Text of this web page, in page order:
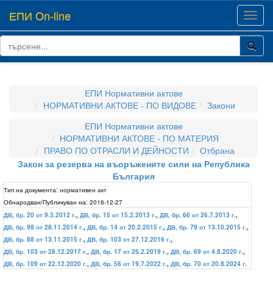
ЕПИ On-line
ЕПИ Нормативни актове
НОРМАТИВНИ АКТОВЕ - ПО ВИДОВЕ
Закони
ЕПИ Нормативни актове
НОРМАТИВНИ АКТОВЕ - ПО МАТЕРИЯ
ПРАВО ПО ОТРАСЛИ И ДЕЙНОСТИ
Отбрана
Закон за резерва на въоръжените сили на Република
България
Тип на документа: нормативен акт
Обнародван/Публикуван на: 2016-12-27
ДВ, бр. 20 от 9.3.2012 г., ДВ, бр. 15 от 15.2.2013 г., ДВ, бр. 66 от 26.7.2013 г.,
ДВ, бр. 98 от 28.11.2014 г., ДВ, бр. 14 от 20.2.2015 г., ДВ, бр. 79 от 13.10.2015 г.,
ДВ, бр. 88 от 13.11.2015 г., ДВ, бр. 103 от 27.12.2016 г.,
ДВ, бр. 103 от 28.12.2017 г., ДВ, бр. 17 от 26.2.2019 г., ДВ, бр. 69 от 4.8.2020 г.,
ДВ, бр. 109 от 22.12.2020 г., ДВ, бр. 56 от 19.7.2022 г., ДВ, бр. 70 от 20.8.2024 г.